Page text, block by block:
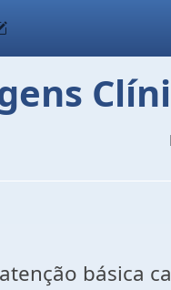
básica